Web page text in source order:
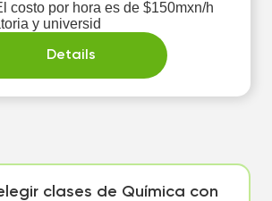
y universid
Details
clases de Química con